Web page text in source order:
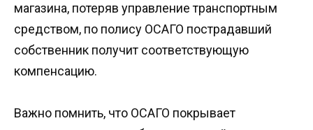
магазина, потеряв управление транспортным
средством, по полису ОСАГО пострадавший
собственник получит соответствующую
компенсацию.
Важно помнить, что ОСАГО покрывает